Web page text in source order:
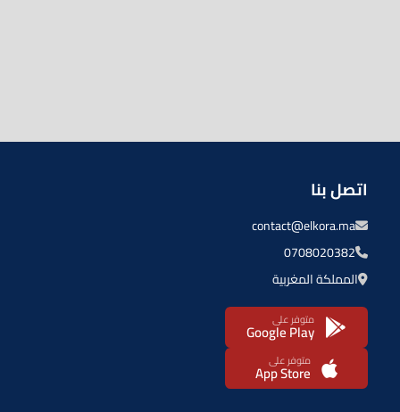
اتصل بنا
contact@elkora.ma
0708020382
المملكة المغربية
متوفر على
Google Play
متوفر على
App Store